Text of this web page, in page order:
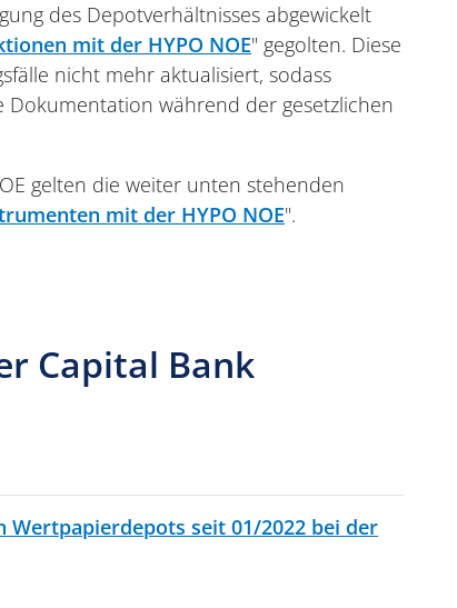
des Depotverhältnisses abgewickelt
mit der HYPO NOE" gegolten. Diese
nicht mehr aktualisiert, sodass
Dokumentation während der gesetzlichen
gelten die weiter unten stehenden
mit der HYPO NOE".
Capital Bank
Wertpapierdepots seit 01/2022 bei der